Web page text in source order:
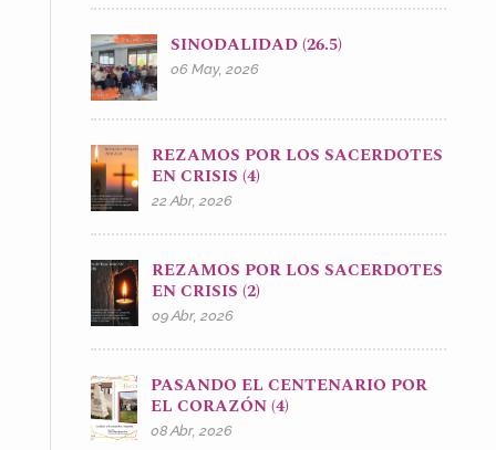
SINODALIDAD (26.5)
06 May, 2026
REZAMOS POR LOS SACERDOTES
EN CRISIS (4)
22 Abr, 2026
REZAMOS POR LOS SACERDOTES
EN CRISIS (2)
09 Abr, 2026
PASANDO EL CENTENARIO POR
EL CORAZÓN (4)
08 Abr, 2026